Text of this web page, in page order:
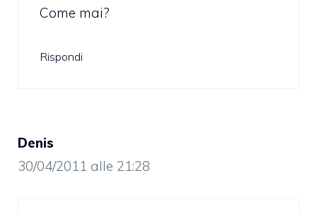
Come mai?
Rispondi
Denis
30/04/2011 alle 21:28